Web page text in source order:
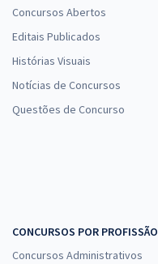
Concursos Abertos
Editais Publicados
Histórias Visuais
Notícias de Concursos
Questões de Concurso
CONCURSOS POR PROFISSÃO
Concursos Administrativos